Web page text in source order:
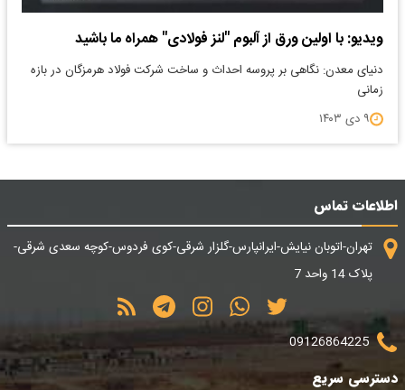
ویدیو: با اولین ورق از آلبوم "لنز فولادی" همراه ما باشید
دنیای معدن: نگاهی بر پروسه احداث و ساخت شرکت فولاد هرمزگان در بازه
زمانی
۹ دی ۱۴۰۳
اطلاعات تماس
تهران-اتوبان نیایش-ایرانپارس-گلزار شرقی-کوی فردوس-کوچه سعدی شرقی-
پلاک 14 واحد 7
09126864225
دسترسی سریع